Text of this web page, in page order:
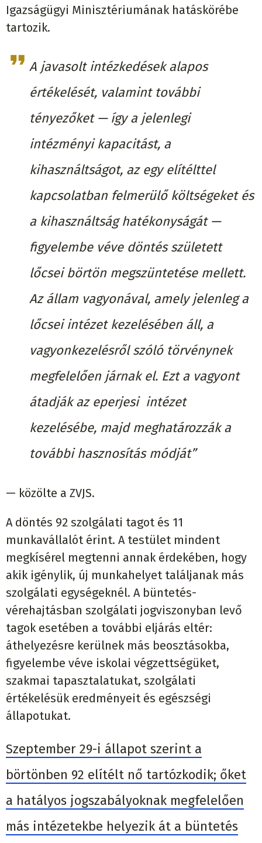
Igazságügyi Minisztériumának hatáskörébe
tartozik.
A javasolt intézkedések alapos
értékelését, valamint további
tényezőket — így a jelenlegi
intézményi kapacitást, a
kihasználtságot, az egy elítélttel
kapcsolatban felmerülő költségeket és
a kihasználtság hatékonyságát —
figyelembe véve döntés született
lőcsei börtön megszüntetése mellett.
Az állam vagyonával, amely jelenleg a
lőcsei intézet kezelésében áll, a
vagyonkezelésről szóló törvénynek
megfelelően járnak el. Ezt a vagyont
átadják az eperjesi intézet
kezelésébe, majd meghatározzák a
további hasznosítás módját”
— közölte a ZVJS.
A döntés 92 szolgálati tagot és 11
munkavállalót érint. A testület mindent
megkísérel megtenni annak érdekében, hogy
akik igénylik, új munkahelyet találjanak más
szolgálati egységeknél. A büntetés-
vérehajtásban szolgálati jogviszonyban levő
tagok esetében a további eljárás eltér:
áthelyezésre kerülnek más beosztásokba,
figyelembe véve iskolai végzettségüket,
szakmai tapasztalatukat, szolgálati
értékelésük eredményeit és egészségi
állapotukat.
Szeptember 29-i állapot szerint a
börtönben 92 elítélt nő tartózkodik; őket
a hatályos jogszabályoknak megfelelően
más intézetekbe helyezik át a büntetés